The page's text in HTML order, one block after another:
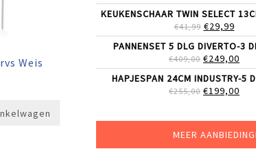
Weis
PRIJS
WAS:
€129,00.
IS:
KEUKENSCHAAR TWIN SELECT
€41,99
PRIJS
WAS:
€41,99.
€29,99
IS:
PANNENSET 5 DLG DIVERTO-3
€409,00
PRIJS
WAS:
€409,00.
€249,00
IS:
HAPJESPAN 24CM INDUSTRY-5
€255,00 €199,00
MEER